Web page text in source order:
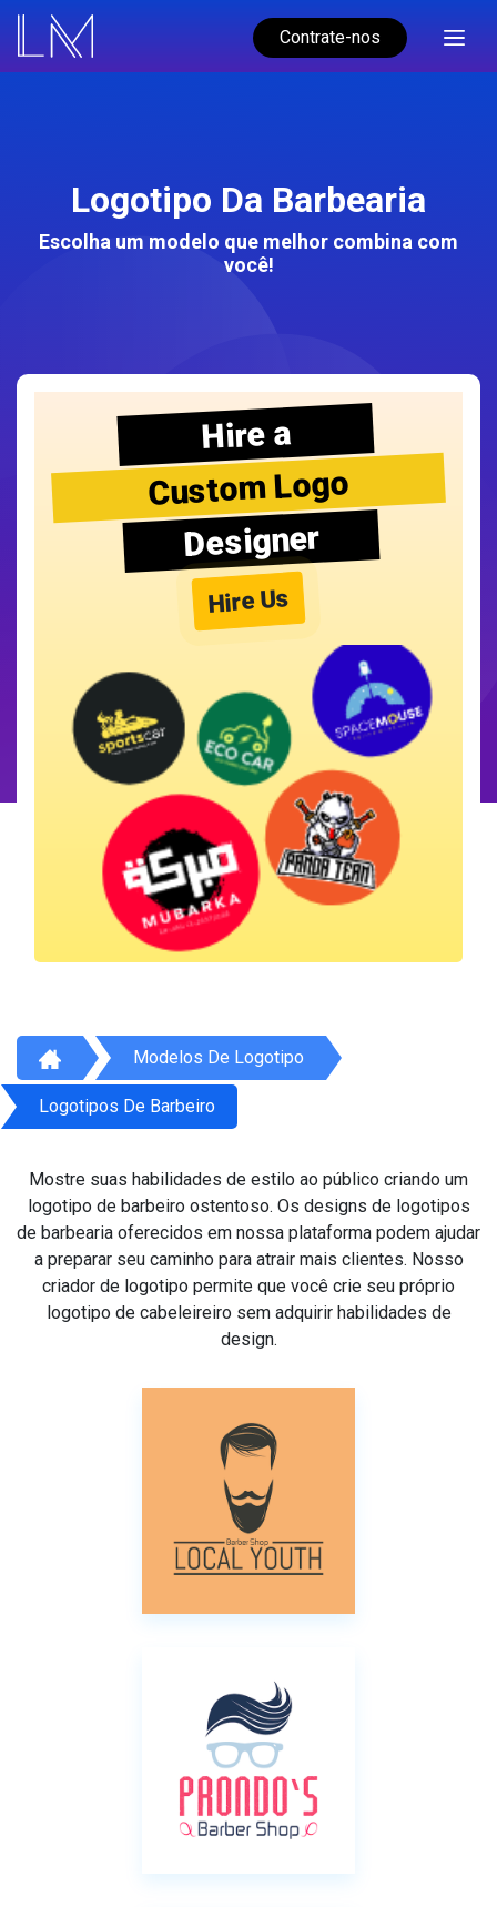
Contrate-nos
Logotipo Da Barbearia
Escolha um modelo que melhor combina com
você!
Hire a
Custom Logo
Designer
Hire Us
Modelos De Logotipo
Logotipos De Barbeiro
Mostre suas habilidades de estilo ao público criando um
logotipo de barbeiro ostentoso. Os designs de logotipos
de barbearia oferecidos em nossa plataforma podem ajudar
a preparar seu caminho para atrair mais clientes. Nosso
criador de logotipo permite que você crie seu próprio
logotipo de cabeleireiro sem adquirir habilidades de
design.